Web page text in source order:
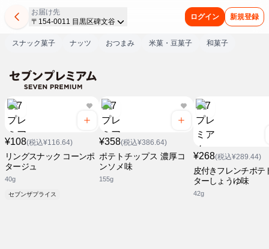
お届け先
〒154-0011 目黒区碑文谷
ログイン 新規登録
スナック菓子 ナッツ おつまみ 米菓・豆菓子 和菓子
¥108(税込¥116.64)
リングスナック コーンポ
タージュ
40g
セブンザプライス
¥358(税込¥386.64)
ポテトチップス 濃厚コ
ンソメ味
155g
¥268(税込¥289.44)
皮付きフレンチポテ
ターしょうゆ味
42g